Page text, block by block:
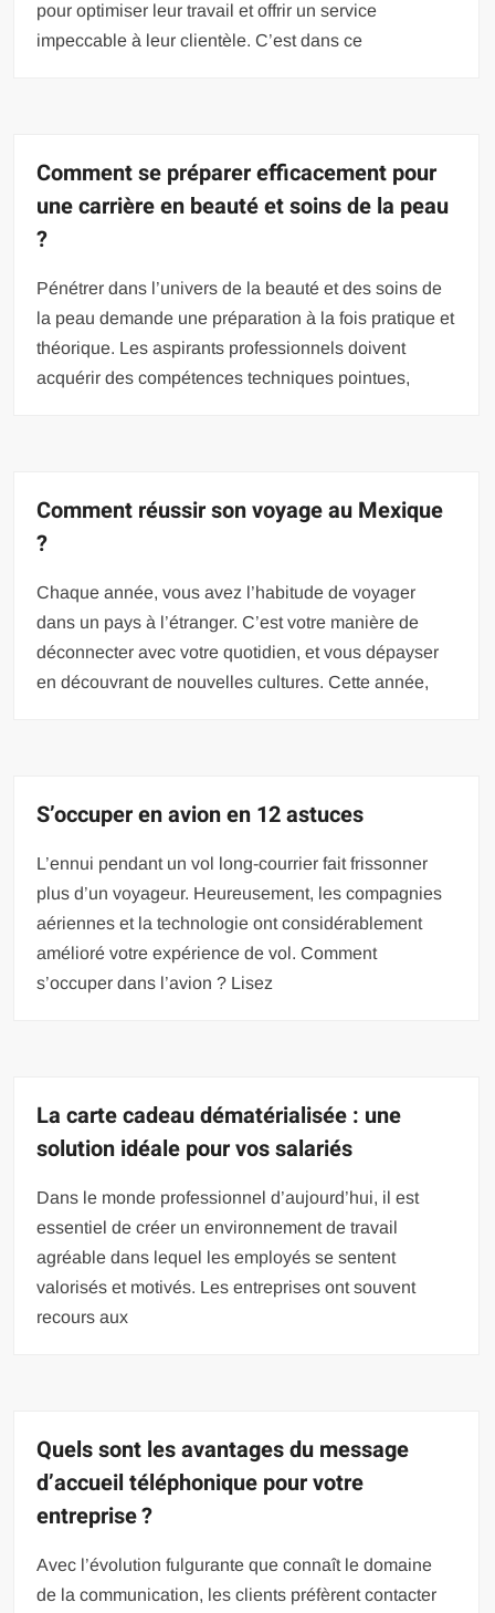
pour optimiser leur travail et offrir un service
impeccable à leur clientèle. C’est dans ce
Comment se préparer efficacement pour
une carrière en beauté et soins de la peau
?
Pénétrer dans l’univers de la beauté et des soins de
la peau demande une préparation à la fois pratique et
théorique. Les aspirants professionnels doivent
acquérir des compétences techniques pointues,
Comment réussir son voyage au Mexique
?
Chaque année, vous avez l’habitude de voyager
dans un pays à l’étranger. C’est votre manière de
déconnecter avec votre quotidien, et vous dépayser
en découvrant de nouvelles cultures. Cette année,
S’occuper en avion en 12 astuces
L’ennui pendant un vol long-courrier fait frissonner
plus d’un voyageur. Heureusement, les compagnies
aériennes et la technologie ont considérablement
amélioré votre expérience de vol. Comment
s’occuper dans l’avion ? Lisez
La carte cadeau dématérialisée : une
solution idéale pour vos salariés
Dans le monde professionnel d’aujourd’hui, il est
essentiel de créer un environnement de travail
agréable dans lequel les employés se sentent
valorisés et motivés. Les entreprises ont souvent
recours aux
Quels sont les avantages du message
d’accueil téléphonique pour votre
entreprise ?
Avec l’évolution fulgurante que connaît le domaine
de la communication, les clients préfèrent contacter